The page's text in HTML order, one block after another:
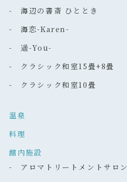
- 海辺の書斎 ひととき
- 海恋-Karen-
- 遥-You-
- クラシック和室15畳+8畳
- クラシック和室10畳
温泉
料理
館内施設
- アロマトリートメントサロン